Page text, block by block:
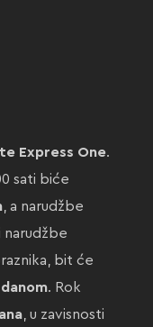
Express One.
sati biće
, a narudžbe
narudžbe
bit će
. Rok
, u zavisnosti